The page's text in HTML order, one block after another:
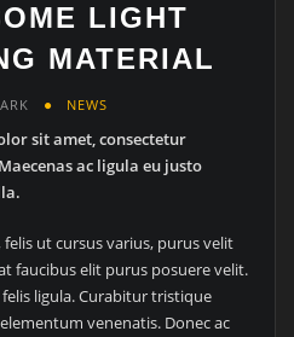
LIGHT
MATERIAL
NEWS
sit amet, consectetur
ac ligula eu justo
ut cursus varius, purus velit
faucibus elit purus posuere velit.
ligula. Curabitur tristique
venenatis. Donec ac